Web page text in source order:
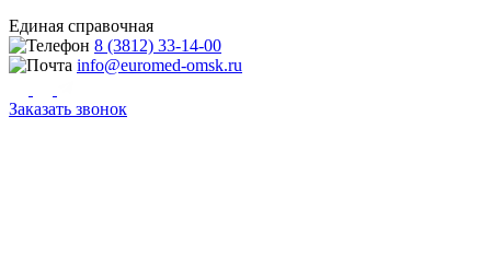
Единая справочная
8 (3812) 33-14-00
info@euromed-omsk.ru
Заказать звонок